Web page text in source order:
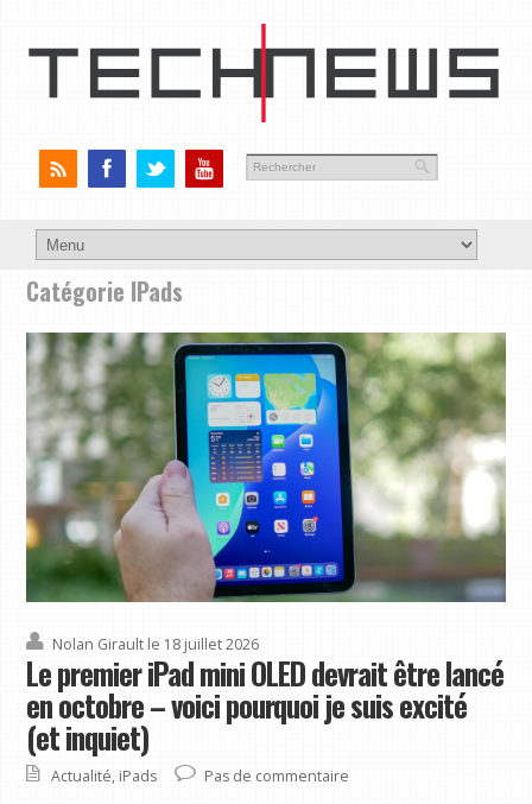
Catégorie IPads
Nolan Girault le 18 juillet 2026
Le premier iPad mini OLED devrait être lancé
en octobre – voici pourquoi je suis excité
(et inquiet)
Actualité, iPads Pas de commentaire